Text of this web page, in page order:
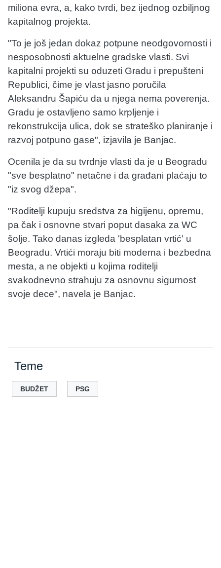
miliona evra, a, kako tvrdi, bez ijednog ozbiljnog
kapitalnog projekta.
"To je još jedan dokaz potpune neodgovornosti i
nesposobnosti aktuelne gradske vlasti. Svi
kapitalni projekti su oduzeti Gradu i prepušteni
Republici, čime je vlast jasno poručila
Aleksandru Šapiću da u njega nema poverenja.
Gradu je ostavljeno samo krpljenje i
rekonstrukcija ulica, dok se strateško planiranje i
razvoj potpuno gase", izjavila je Banjac.
Ocenila je da su tvrdnje vlasti da je u Beogradu
"sve besplatno" netačne i da građani plaćaju to
"iz svog džepa".
"Roditelji kupuju sredstva za higijenu, opremu,
pa čak i osnovne stvari poput dasaka za WC
šolje. Tako danas izgleda 'besplatan vrtić' u
Beogradu. Vrtići moraju biti moderna i bezbedna
mesta, a ne objekti u kojima roditelji
svakodnevno strahuju za osnovnu sigurnost
svoje dece", navela je Banjac.
Teme
BUDŽET PSG